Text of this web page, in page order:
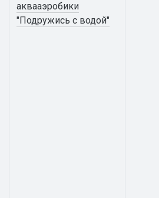
аквааэробики
"Подружись с водой"